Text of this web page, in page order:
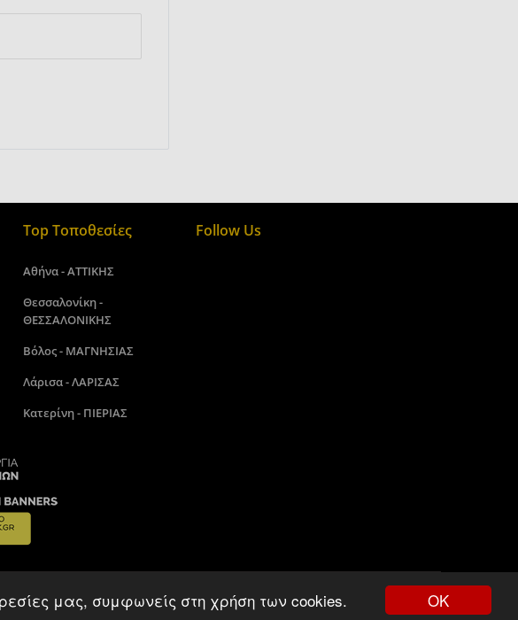
ΟΚ
μας, συμφωνείς στη χρήση των cookies.
Top Τοποθεσίες
Αθήνα - ΑΤΤΙΚΗΣ
Θεσσαλονίκη -
ΘΕΣΣΑΛΟΝΙΚΗΣ
Βόλος - ΜΑΓΝΗΣΙΑΣ
Λάρισα - ΛΑΡΙΣΑΣ
Κατερίνη - ΠΙΕΡΙΑΣ
Follow Us